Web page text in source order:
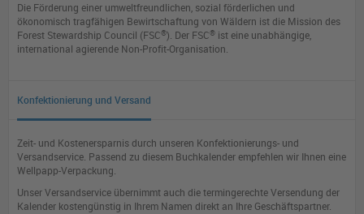
Die Förderung einer umweltfreundlichen, sozial förderlichen und
ökonomisch tragfähigen Bewirtschaftung von Wäldern ist die Mission des
Forest Stewardship Council (FSC®). Der FSC® ist eine unabhängige,
international agierende Non-Profit-Organisation.
Konfektionierung und Versand
Zeit- und Kostenersparnis durch unseren Konfektionierungs- und
Versandservice. Passend zu diesem Buchkalender empfehlen wir Ihnen eine
Wellpapp-Verpackung.
Unser Versandservice übernimmt auch die termingerechte Versendung der
Kalender kostengünstig in Ihrem Namen direkt an Ihre Geschäftspartner.